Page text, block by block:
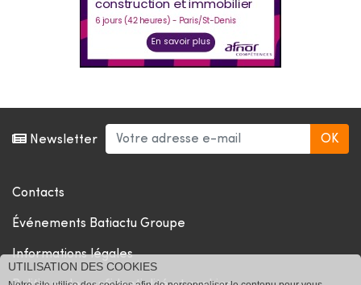
Newsletter
Contacts
Événements Batiactu Groupe
Informations légales
UTILISATION DES COOKIES